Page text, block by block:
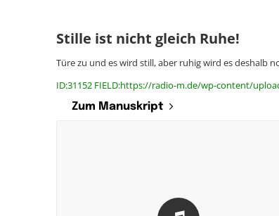
Stille ist nicht gleich Ruhe!
Türe zu und es wird still, aber ruhig wird es deshalb
ID:31152 FIELD:https://radio-m.de/wp-content/
Zum Manuskript